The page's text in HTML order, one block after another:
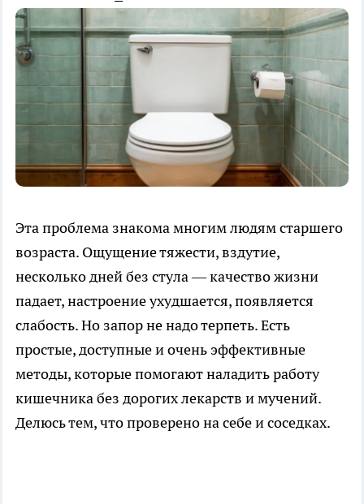
Эта проблема знакома многим людям старшего
возраста. Ощущение тяжести, вздутие,
несколько дней без стула — качество жизни
падает, настроение ухудшается, появляется
слабость. Но запор не надо терпеть. Есть
простые, доступные и очень эффективные
методы, которые помогают наладить работу
кишечника без дорогих лекарств и мучений.
Делюсь тем, что проверено на себе и соседках.